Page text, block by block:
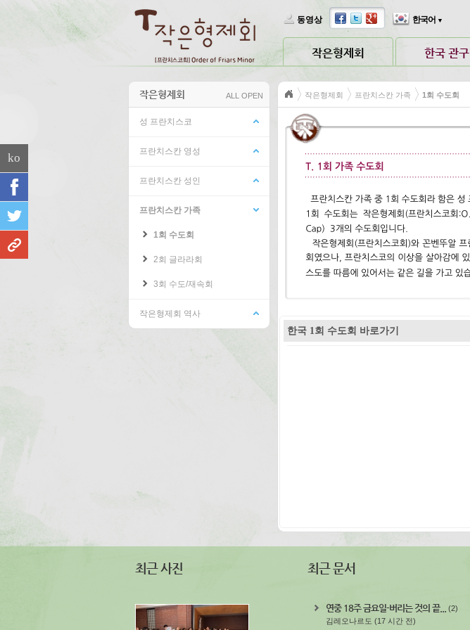
Skip Navigation
동영상
한국어 ▼
작은형제회 한국 관구
작은형제회 ALL OPEN
성 프란치스코
프란치스칸 영성
프란치스칸 성인
프란치스칸 가족
1회 수도회
2회 글라라회
3회 수도/재속회
작은형제회 역사
작은형제회 프란치스칸 가족 1회 수도회
한국 1회 수도회 바로가기
최근 사진 최근 문서
연중 18주 금요일-버리는 것의 끝...
(2)
김레오나르도 (17 시간 전)
ko